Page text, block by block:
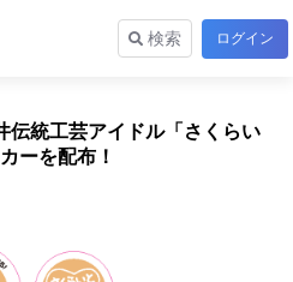
検索 ログイン
伝統工芸アイドル「さくらい
ーを配布！